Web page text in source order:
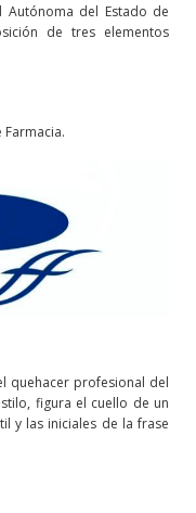
Autónoma del Estado de
de tres elementos
Farmacia.
quehacer profesional del
figura el cuello de un
y las iniciales de la frase